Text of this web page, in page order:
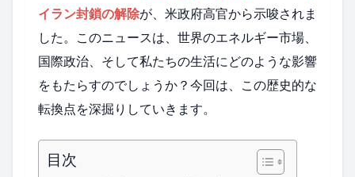
イラン封鎖の解除が、米政府高官から示唆されま
した。このニュースは、世界のエネルギー市場、
国際政治、そして私たちの生活にどのような影響
をもたらすのでしょうか？今回は、この歴史的な
転換点を深掘りしていきます。
目次